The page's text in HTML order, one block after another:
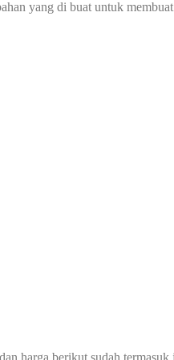
yang di buat untuk